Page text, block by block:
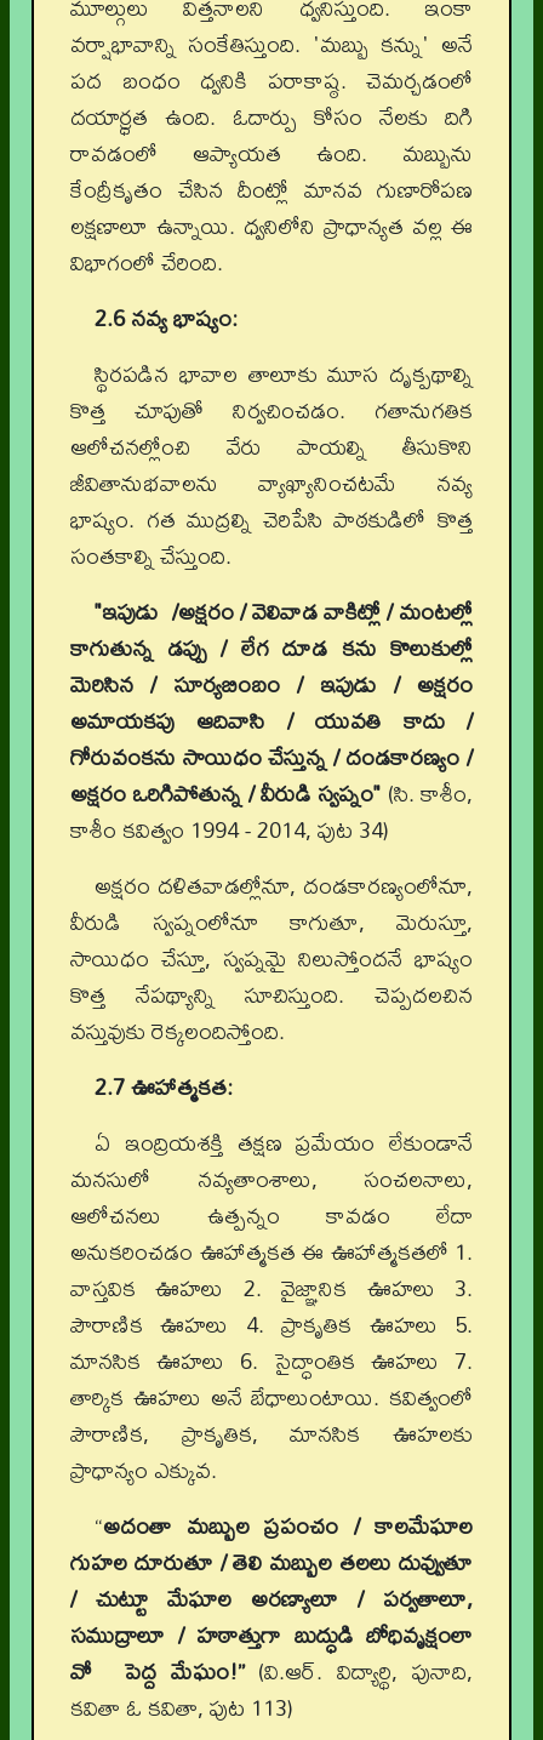
వర్షాభావాన్ని సంకేతిస్తుంది. 'మబ్బు కన్ను' అనే
పద బంధం ధ్వనికి పరాకాష్ఠ. చెమర్చడంలో
దయార్ధ్రత ఉంది. ఓదార్పు కోసం నేలకు దిగి
రావడంలో ఆప్యాయత ఉంది. మబ్బును
కేంద్రీకృతం చేసిన దీంట్లో మానవ గుణారోపణ
లక్షణాలూ ఉన్నాయి. ధ్వనిలోని ప్రాధాన్యత వల్ల ఈ
విభాగంలో చేరింది.
2.6 నవ్య భాష్యం:
స్థిరపడిన భావాల తాలూకు మూస దృక్పథాల్ని
కొత్త చూపుతో నిర్వచించడం. గతానుగతిక
ఆలోచనల్లోంచి వేరు పాయల్ని తీసుకొని
జీవితానుభవాలను వ్యాఖ్యానించటమే నవ్య
భాష్యం. గత ముద్రల్ని చెరిపేసి పాఠకుడిలో కొత్త
సంతకాల్ని చేస్తుంది.
"ఇపుడు /అక్షరం / వెలివాడ వాకిట్లో / మంటల్లో
కాగుతున్న డప్పు / లేగ దూడ కను కొలుకుల్లో
మెరిసిన / సూర్యబింబం / ఇపుడు / అక్షరం
అమాయకపు ఆదివాసి / యువతి కాదు /
గోరువంకను సాయిధం చేస్తున్న / దండకారణ్యం /
అక్షరం ఒరిగిపోతున్న / వీరుడి స్వప్నం"(సి. కాశీం,
కాశీం కవిత్వం 1994 - 2014, పుట 34)
అక్షరం దళితవాడల్లోనూ, దండకారణ్యంలోనూ,
వీరుడి స్వప్నంలోనూ కాగుతూ, మెరుస్తూ,
సాయిధం చేస్తూ, స్వప్నమై నిలుస్తోందనే భాష్యం
కొత్త నేపథ్యాన్ని సూచిస్తుంది. చెప్పదలచిన
వస్తువుకు రెక్కలందిస్తోంది.
2.7 ఊహాత్మకత:
ఏ ఇంద్రియశక్తి తక్షణ ప్రమేయం లేకుండానే
మనసులో నవ్యతాంశాలు, సంచలనాలు,
ఆలోచనలు ఉత్పన్నం కావడం లేదా
అనుకరించడం ఊహాత్మకత ఈ ఊహాత్మకతలో 1.
వాస్తవిక ఊహలు 2. వైజ్ఞానిక ఊహలు 3.
పౌరాణిక ఊహలు 4. ప్రాకృతిక ఊహలు 5.
మానసిక ఊహలు 6. సైద్ధాంతిక ఊహలు 7.
తార్కిక ఊహలు అనే బేధాలుంటాయి. కవిత్వంలో
పౌరాణిక, ప్రాకృతిక, మానసిక ఊహలకు
ప్రాధాన్యం ఎక్కువ.
“అదంతా మబ్బుల ప్రపంచం / కాలమేఘాల
గుహల దూరుతూ / తెలి మబ్బుల తలలు దువ్వుతూ
/ చుట్టూ మేఘాల అరణ్యాలూ / పర్వతాలూ,
సముద్రాలూ / హఠాత్తుగా బుద్ధుడి బోధివృక్షంలా
వో పెద్ద మేఘం!”(వి.ఆర్. విద్యార్థి, పునాది,
కవితా ఓ కవితా, పుట 113)